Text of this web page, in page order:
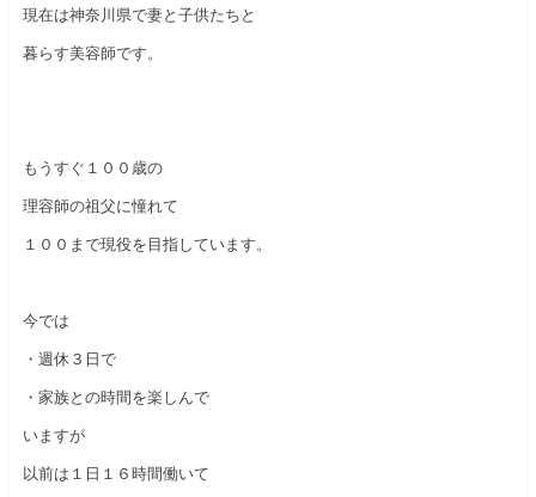
現在は神奈川県で妻と子供たちと
暮らす美容師です。
もうすぐ１００歳の
理容師の祖父に憧れて
１００まで現役を目指しています。
今では
・週休３日で
・家族との時間を楽しんで
いますが
以前は１日１６時間働いて